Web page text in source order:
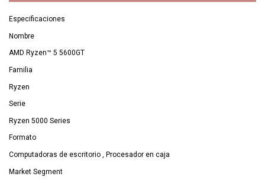
Especificaciones
Nombre
AMD Ryzen™ 5 5600GT
Familia
Ryzen
Serie
Ryzen 5000 Series
Formato
Computadoras de escritorio , Procesador en caja
Market Segment